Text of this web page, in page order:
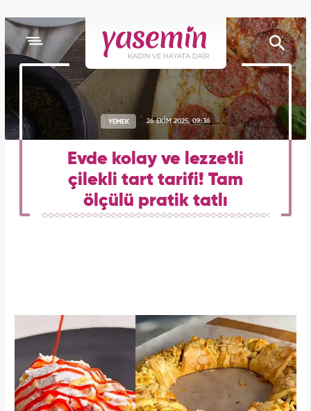
YEMEK 26 EKİM 2025, 09:36
Evde kolay ve lezzetli
çilekli tart tarifi! Tam
ölçülü pratik tatlı